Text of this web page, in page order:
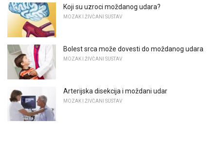
Koji su uzroci moždanog udara?
MOZAK I ŽIVČANI SUSTAV
Bolest srca može dovesti do moždanog udara
MOZAK I ŽIVČANI SUSTAV
Arterijska disekcija i moždani udar
MOZAK I ŽIVČANI SUSTAV